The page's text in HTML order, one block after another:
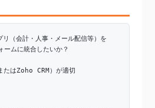
（会計・人事・メール配信等）を
ムに統合したいか？
はZoho CRM）が適切